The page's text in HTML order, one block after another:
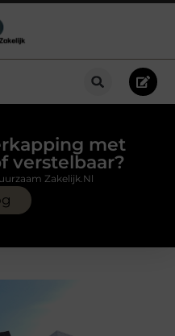
met
verstelbaar?
Zakelijk.nl